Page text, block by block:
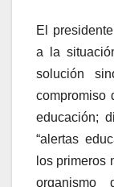
El
a la
solución
compromiso
educación;
“alertas
los primeros
organismo